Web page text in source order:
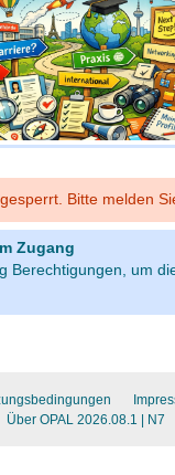
Bitte melden
Zugang
Berechtigungen, um
Über OPAL 2026.08.1 | N7